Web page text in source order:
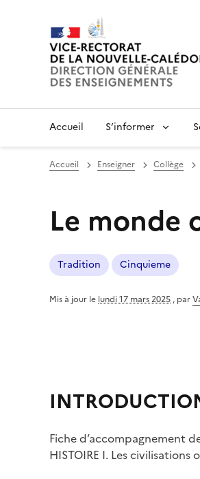
Accueil S’informer
Accueil Enseigner Collège
Le monde
Tradition Cinquieme
Mis à jour le lundi 17 mars 2025 , par
Fiche d’accompagnement
HISTOIRE I. Les civilisations